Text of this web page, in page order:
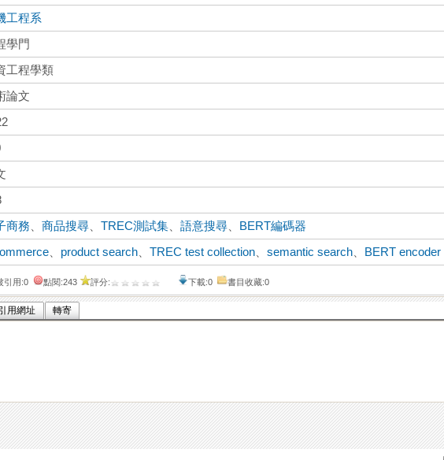
工程系
學門
工程學類
論文
商務 、商品搜尋 、TREC測試集 、語意搜尋
BERT編碼器
product search 、TREC test collection 、semantic search
BERT encoder
引用:0 點閱:243 評分: 下載:0 書目收藏:0
用網址 轉寄